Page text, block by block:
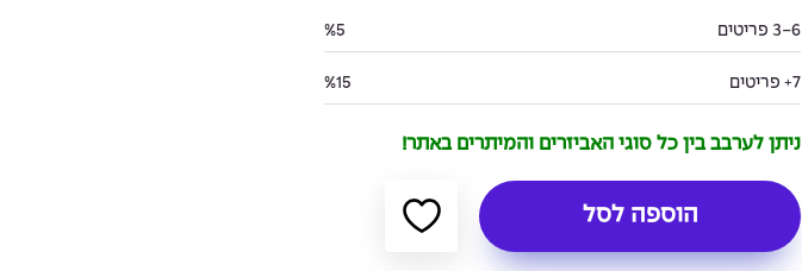
3-6 פריטים %5
7+ פריטים %15
ניתן לערבב בין כל סוגי האביזרים והמיתרים באתר!
הוספה לסל